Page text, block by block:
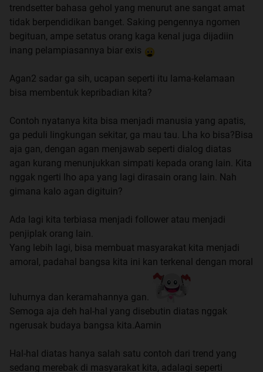
trendsetter bahasa gehol yang menurut ane sangat amat
tidak berpendidikan banget. Saking pengennya ngomen
begituan, ampe setatus orang kaga kenal juga dijadiin
inang pelampiasannya biar exis
Agan2 sadar ga sih, ucapan seperti itu lama-kelamaan
bisa membentuk kepribadian kita?
Contoh nyatanya kita bisa menjadi manusia yang apatis,
ga peduli lingkungan sekitar, ga mau tau. Lha ko bisa?Bisa
aja gan, dengan agan menjawab seperti dialog diatas
agan kurang menunjukkan simpati kepada orang lain. Kita
nggak ngerti lho apa yang lagi dirasain orang lain. Nah
gimana kalo agan digituin?
Ada lagi kita terbiasa menjadi follower atau menjadi
penjiplak orang lain.
Yang lebih lagi, bisa membuat masyarakat kita menjadi
amoral, padahal bangsa kita ini kan terkenal dengan moral
luhurnya dan keramahannya gan.
Semoga aja deh hal-hal yang disebutin diatas nggak
ngerusak budaya bangsa kita.Aamin
Hal-hal diatas hanya salah satu contoh dari trend yang
sedang merebak di masyarakat kita, adalagi seperti